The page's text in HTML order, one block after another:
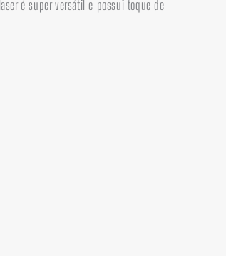
é super versátil e possui toque de